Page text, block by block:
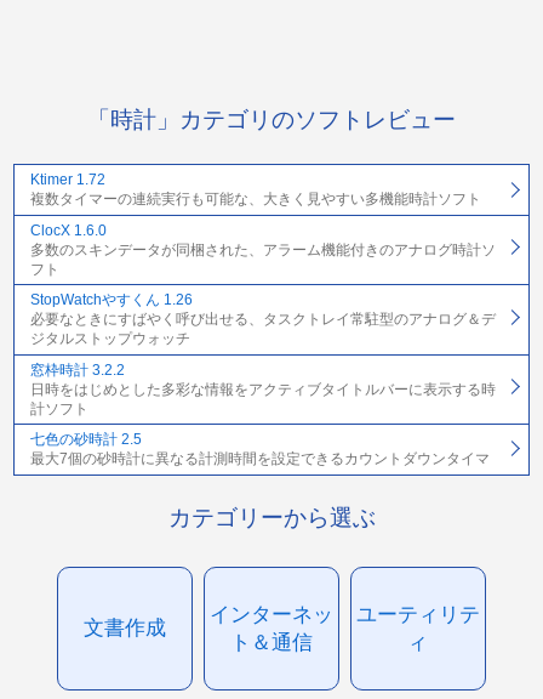
「時計」カテゴリのソフトレビュー
Ktimer 1.72
複数タイマーの連続実行も可能な、大きく見やすい多機能時計ソフト
ClocX 1.6.0
多数のスキンデータが同梱された、アラーム機能付きのアナログ時計ソ
フト
StopWatchやすくん 1.26
必要なときにすばやく呼び出せる、タスクトレイ常駐型のアナログ＆デ
ジタルストップウォッチ
窓枠時計 3.2.2
日時をはじめとした多彩な情報をアクティブタイトルバーに表示する時
計ソフト
七色の砂時計 2.5
最大7個の砂時計に異なる計測時間を設定できるカウントダウンタイマ
カテゴリーから選ぶ
文書作成
インターネッ
ト＆通信
ユーティリテ
ィ